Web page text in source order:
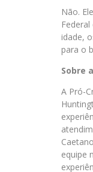
Não.
idade,
para o
Sobre
A Pró-
equipe